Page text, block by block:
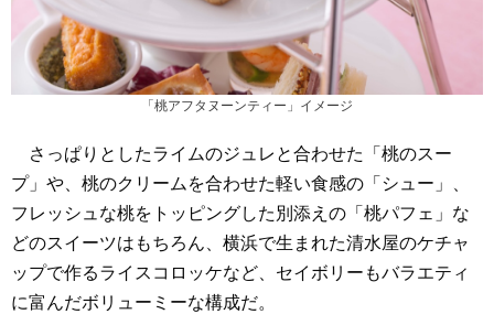
「桃アフタヌーンティー」イメージ
さっぱりとしたライムのジュレと合わせた「桃のスー
プ」や、桃のクリームを合わせた軽い食感の「シュー」、
フレッシュな桃をトッピングした別添えの「桃パフェ」な
どのスイーツはもちろん、横浜で生まれた清水屋のケチャ
ップで作るライスコロッケなど、セイボリーもバラエティ
に富んだボリューミーな構成だ。